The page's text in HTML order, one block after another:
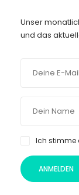
Unser
und das
Ich stimme
ANMELDEN